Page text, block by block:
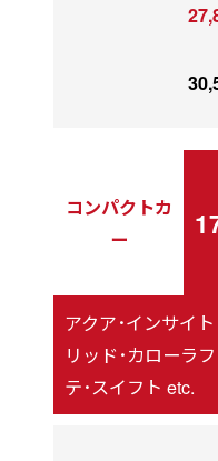
コンパクトカ
ー
アクア･インサイ
リッド･カローラ
テ･スイフト etc.